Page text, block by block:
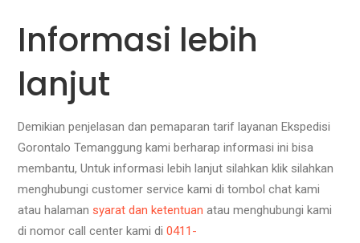
Informasi lebih
lanjut
Demikian penjelasan dan pemaparan tarif layanan Ekspedisi
Gorontalo Temanggung kami berharap informasi ini bisa
membantu, Untuk informasi lebih lanjut silahkan klik silahkan
menghubungi customer service kami di tombol chat kami
atau halaman syarat dan ketentuan atau menghubungi kami
di nomor call center kami di 0411-